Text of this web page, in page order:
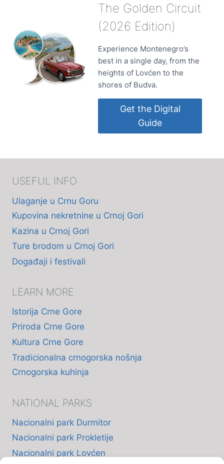
The Golden Circuit
(2026 Edition)
Experience Montenegro’s
best in a single day, from the
heights of Lovćen to the
shores of Budva.
Get the Digital
Guide
USEFUL INFO
Ulaganje u Crnu Goru
Kupovina nekretnine u Crnoj Gori
Kazina u Crnoj Gori
Ture brodom u Crnoj Gori
Događaji i festivali
LEARN MORE
Istorija Crne Gore
Priroda Crne Gore
Kultura Crne Gore
Tradicionalna crnogorska nošnja
Crnogorska kuhinja
NATIONAL PARKS
Nacionalni park Durmitor
Nacionalni park Prokletije
Nacionalni park Lovćen